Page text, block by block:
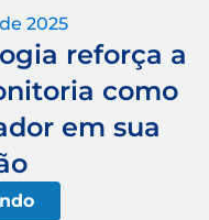
2025
reforça a
como
em sua